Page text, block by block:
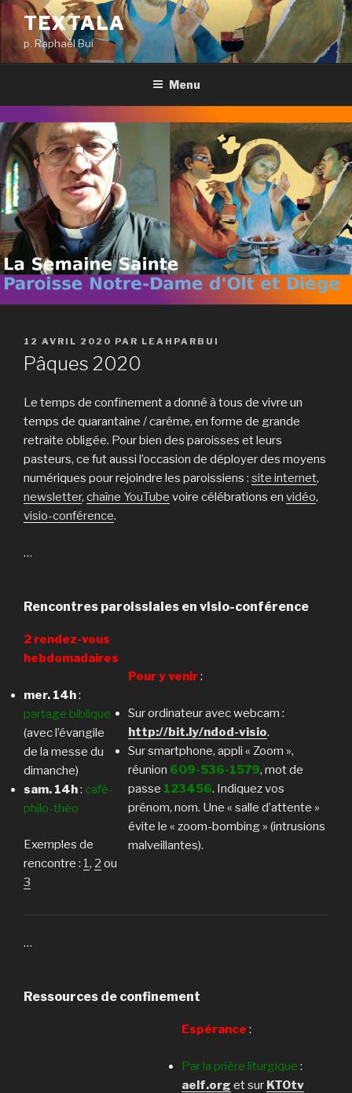
Aller
au
contenu
principal
TEXTALA
p. Raphaël Bui
Menu
PUBLIÉ
LE
12 AVRIL 2020 PAR LEAHPARBUI
Pâques 2020
Le temps de confinement a donné à tous de vivre un
temps de quarantaine / carême, en forme de grande
retraite obligée. Pour bien des paroisses et leurs
pasteurs, ce fut aussi l’occasion de déployer des moyens
numériques pour rejoindre les paroissiens : site internet,
newsletter, chaîne YouTube voire célébrations en vidéo,
visio-conférence.
…
Rencontres paroissiales en visio-conférence
2 rendez-vous
hebdomadaires
mer. 14h:
partage biblique
(avec l’évangile
de la messe du
dimanche)
sam. 14h: café-
philo-théo
Exemples de
rencontre : 1, 2 ou
3
Pour y venir:
Sur ordinateur avec webcam :
http://bit.ly/ndod-visio.
Sur smartphone, appli « Zoom »,
réunion 609-536-1579, mot de
passe 123456. Indiquez vos
prénom, nom. Une « salle d’attente »
évite le « zoom-bombing » (intrusions
malveillantes).
…
Ressources de confinement
Espérance :
Par la prière liturgique :
aelf.org et sur KTOtv